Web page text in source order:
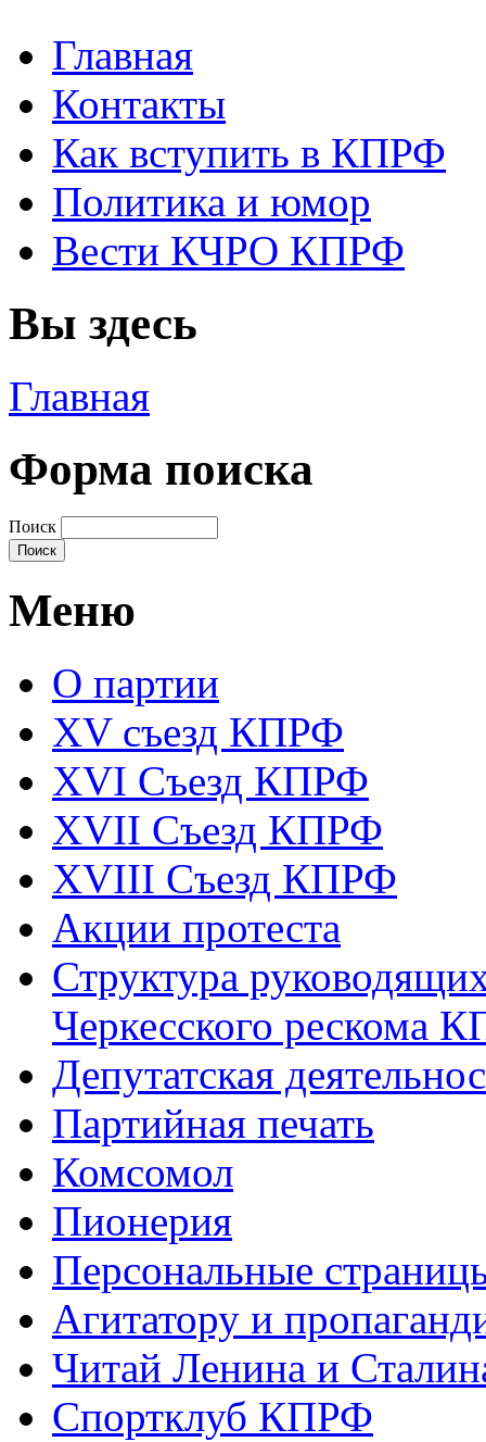
Главная
Контакты
Как вступить в КПРФ
Политика и юмор
Вести КЧРО КПРФ
Вы здесь
Главная
Форма поиска
Поиск
Меню
О партии
XV съезд КПРФ
XVI Съезд КПРФ
XVII Cъезд КПРФ
XVIII Cъезд КПРФ
Акции протеста
Структура
Черкесского рескома
Депутатская
Партийная печать
Комсомол
Пионерия
Персональные
Агитатору и
Читай Ленина и
Спортклуб КПРФ